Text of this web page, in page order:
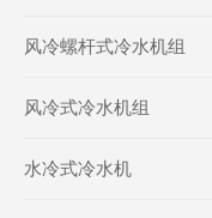
风冷螺杆式冷水机组
风冷式冷水机组
水冷式冷水机